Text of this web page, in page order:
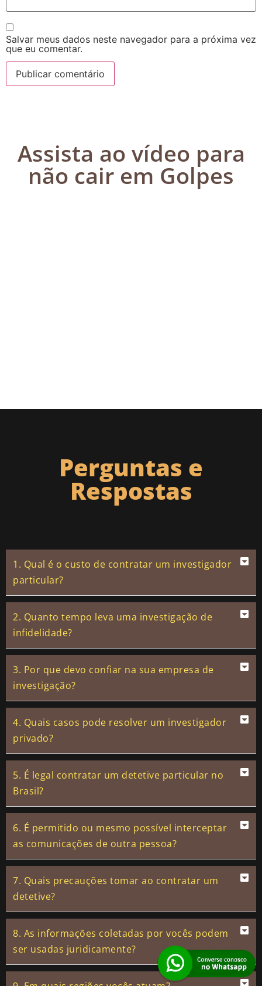
Salvar meus dados neste navegador para a próxima vez
que eu comentar.
Assista ao vídeo para
não cair em Golpes
Perguntas e
Respostas
1. Qual é o custo de contratar um investigador
particular?
2. Quanto tempo leva uma investigação de
infidelidade?
3. Por que devo confiar na sua empresa de
investigação?
4. Quais casos pode resolver um investigador
privado?
5. É legal contratar um detetive particular no
Brasil?
6. É permitido ou mesmo possível interceptar
as comunicações de outra pessoa?
7. Quais precauções tomar ao contratar um
detetive?
8. As informações coletadas por vocês podem
ser usadas juridicamente?